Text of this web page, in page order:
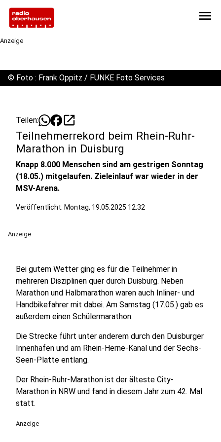
menu
Anzeige
© Foto : Frank Oppitz / FUNKE Foto Services
Teilen: open_in_new
Teilnehmerrekord beim Rhein-Ruhr-
Marathon in Duisburg
Knapp 8.000 Menschen sind am gestrigen Sonntag
(18.05.) mitgelaufen. Zieleinlauf war wieder in der
MSV-Arena.
Veröffentlicht: Montag, 19.05.2025 12:32
Anzeige
Bei gutem Wetter ging es für die Teilnehmer in
mehreren Disziplinen quer durch Duisburg. Neben
Marathon und Halbmarathon waren auch Inliner- und
Handbikefahrer mit dabei. Am Samstag (17.05.) gab es
außerdem einen Schülermarathon.
Die Strecke führt unter anderem durch den Duisburger
Innenhafen und am Rhein-Herne-Kanal und der Sechs-
Seen-Platte entlang.
Der Rhein-Ruhr-Marathon ist der älteste City-
Marathon in NRW und fand in diesem Jahr zum 42. Mal
statt.
Anzeige